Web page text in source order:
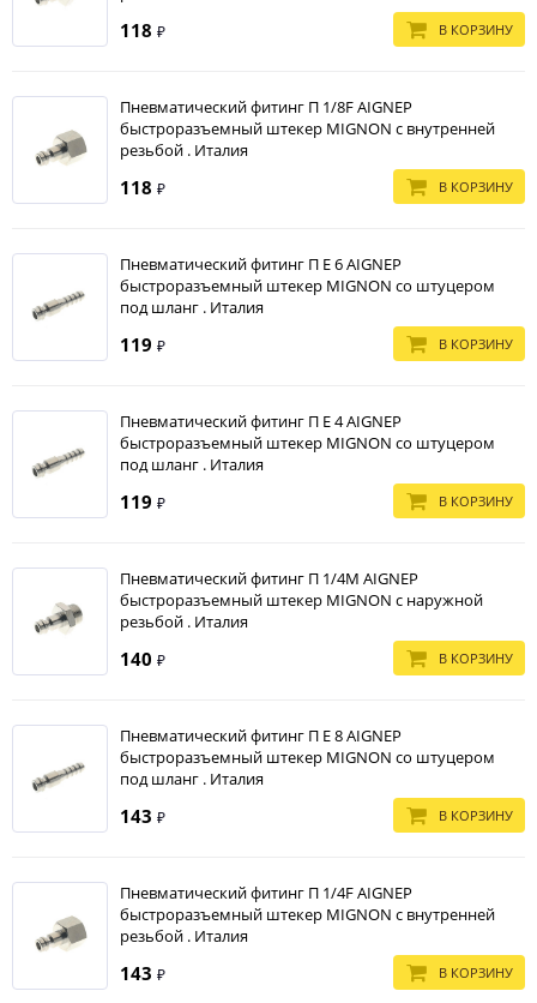
стандарт
5,5мм
118 ₽ В КОРЗИНУ
Пневматический фитинг П 1/8F AIGNEP
быстроразъемный штекер MIGNON с внутренней
резьбой . Италия
118 ₽ В КОРЗИНУ
Пневматический фитинг П E 6 AIGNEP
быстроразъемный штекер MIGNON со штуцером
под шланг . Италия
119 ₽ В КОРЗИНУ
Пневматический фитинг П E 4 AIGNEP
быстроразъемный штекер MIGNON со штуцером
под шланг . Италия
119 ₽ В КОРЗИНУ
Пневматический фитинг П 1/4M AIGNEP
быстроразъемный штекер MIGNON с наружной
резьбой . Италия
140 ₽ В КОРЗИНУ
Пневматический фитинг П E 8 AIGNEP
быстроразъемный штекер MIGNON со штуцером
под шланг . Италия
143 ₽ В КОРЗИНУ
Пневматический фитинг П 1/4F AIGNEP
быстроразъемный штекер MIGNON с внутренней
резьбой . Италия
143 ₽ В КОРЗИНУ